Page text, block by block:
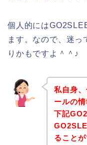
個人的には
ます。なので、迷っ
りかもですよ＾＾♪
私自身
ールの
下記
ること